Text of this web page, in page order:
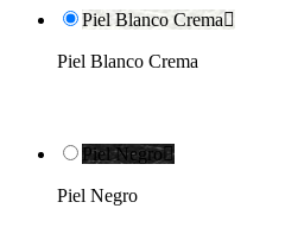
Piel Blanco Crema
Piel Blanco Crema
Piel Negro
Piel Negro